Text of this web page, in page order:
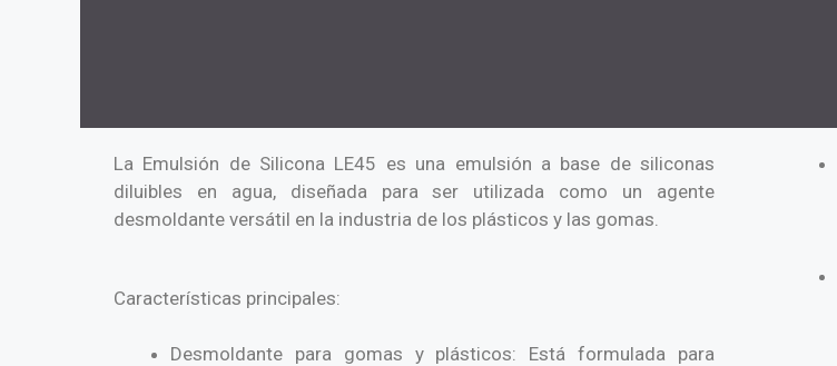
La Emulsión de Silicona LE45 es una emulsión a base de siliconas
diluibles en agua, diseñada para ser utilizada como un agente
desmoldante versátil en la industria de los plásticos y las gomas.
Características principales:
Desmoldante para gomas y plásticos: Está formulada para